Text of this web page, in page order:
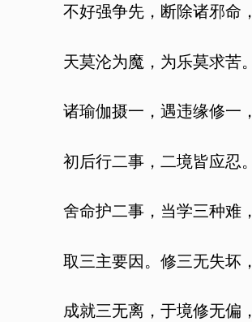
不好强争先，断除诸邪命，
天莫沦为魔，为乐莫求苦。
诸瑜伽摄一，遇违缘修一，
初后行二事，二境皆应忍。
舍命护二事，当学三种难，
取三主要因。修三无失坏，
成就三无离，于境修无偏，